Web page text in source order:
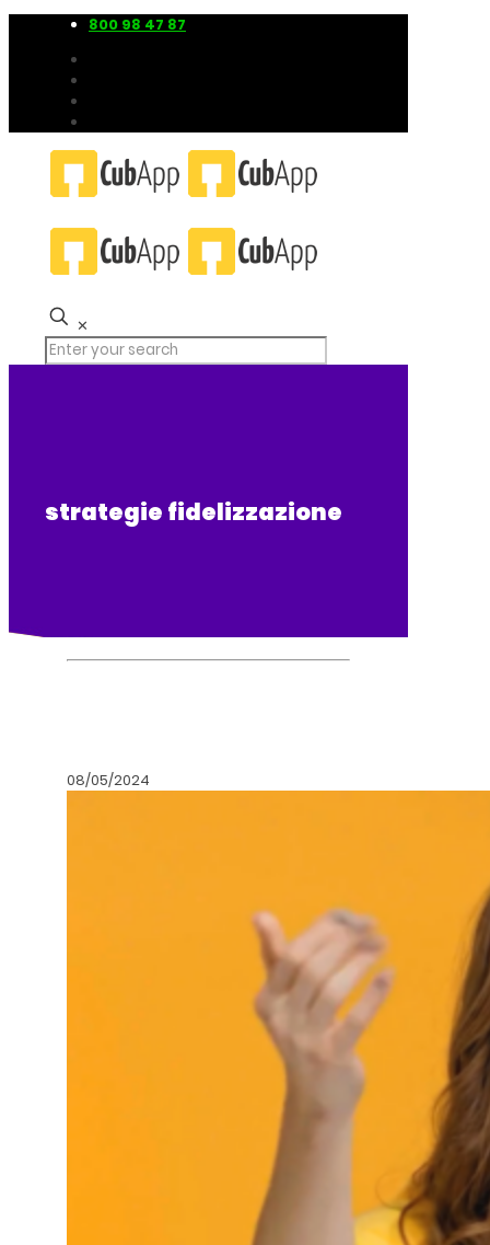
800 98 47 87
✕
strategie fidelizzazione
08/05/2024